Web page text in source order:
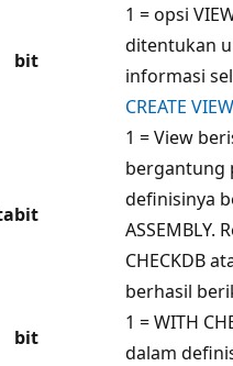
bit
1 = opsi
ditentukan
informasi
CREATE
bit
1 = View
bergantung
definisinya
ASSEMBLY.
CHECKDB
berhasil
bit
1 = WITH
dalam